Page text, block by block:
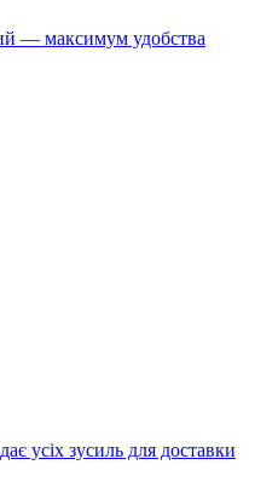
— максимум удобства
усіх зусиль для доставки